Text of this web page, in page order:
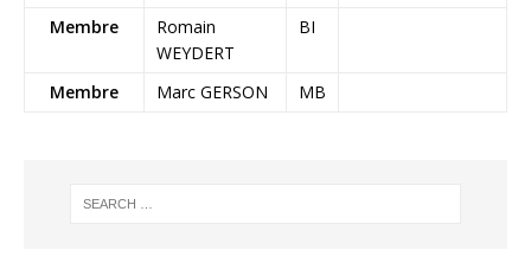
Membre
Romain
WEYDERT
BI
Membre Marc GERSON MB